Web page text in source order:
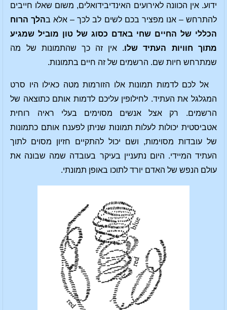
ידוע. אין הכוונה לאירועים האינדיבידואלים, משום שאלו חייבים
להתרחש – אנו מפציר בכם לשים לב לכך – אלא בהלך הרוח
הכללי של החיים שחי באדם כסוג של טון מוביל שמגיע
מתוך חוויות העתיד שלו. אין זה כך שהתמונות של מה
שמתרחש חיות שם. הרשמים של זה חיים בתמונות.
אל לכם לדמות תמונות אלו הזורמות מטה כאילו היו סרט
המגלגל את העתיד. לחילופין עליכם לדמות אותם כתוצאה של
הרשמים. רק אצל אנשים מסוימים בעלי ראיה רוחית
אטביסטית יכולות לעלות תמונות שניתן לפענח אותם כתמונות
של עובדות מסוימות, ושם יכול להתקיים חזיון מסוים לתוך
העתיד המיידי. היום נתעניין בעיקר בעובדה שמה שבונה את
עולם הנפש של האדם יורד לתוכו באופן תמונתי.